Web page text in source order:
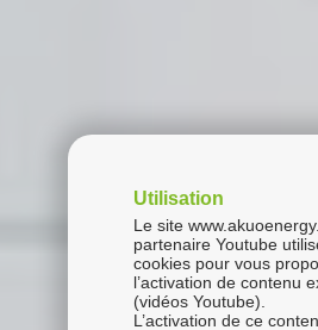
Utilisation
Le site
partenaire Youtube
cookies pour vous
l’activation de contenu
(vidéos Youtube).
L’activation de ce